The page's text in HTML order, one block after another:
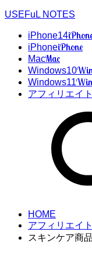
USEFuL NOTES
iPhone14
iPhoneiPhone
MacMac
Windows10
Windows11
アフィリエイ
HOME
アフィリエイト
スキンケア商